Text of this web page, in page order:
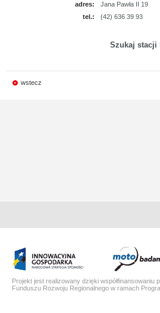
adres:
Jana Pawła II 19
tel.:
(42) 636 39 93
Szukaj stacji
wstecz
Projekt jest realizowany dzięki
Funduszu Rozwoju Regionalnego w ramach